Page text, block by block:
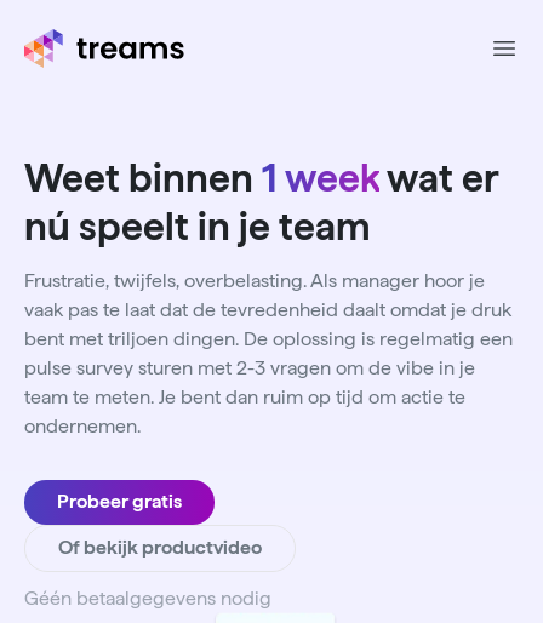
Weet binnen 1 weekwat er
nú speelt in je team
Frustratie, twijfels, overbelasting. Als manager hoor je
vaak pas te laat dat de tevredenheid daalt omdat je druk
bent met triljoen dingen. De oplossing is regelmatig een
pulse survey sturen met 2-3 vragen om de vibe in je
team te meten. Je bent dan ruim op tijd om actie te
ondernemen.
Probeer gratis
Of bekijk productvideo
Géén betaalgegevens nodig